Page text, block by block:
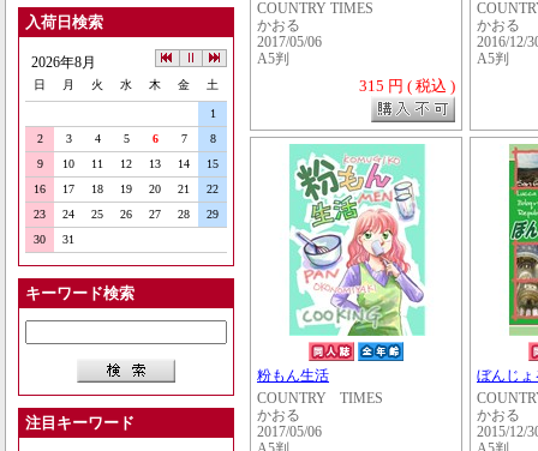
入荷日検索
2026年8月
日 月 火 水 木 金 土
1
2
3 4 5 6 7
8
9
10 11 12 13 14
15
16
17 18 19 20 21
22
23
24 25 26 27 28
29
30
31
キーワード検索
注目キーワード
COUNTRY TIMES
かおる
2017/05/06
A5判
315 円 ( 税込 )
かおる
2016/12/
A5判
粉もん生活
COUNTRY TIMES
かおる
2017/05/06
ぼんじょ
かおる
2015/12/